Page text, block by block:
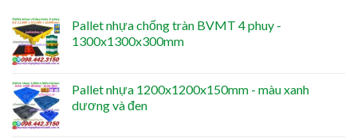
Pallet nhựa chống tràn BVMT 4 phuy -
1300x1300x300mm
Pallet nhựa 1200x1200x150mm - màu xanh
dương và đen